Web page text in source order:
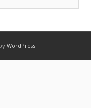
WordPress.